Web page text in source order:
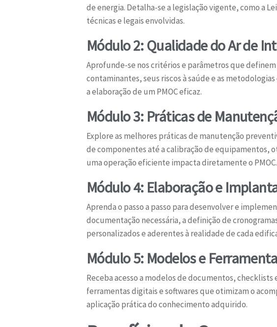
de energia. Detalha-se a legislação vigente, como a Lei
técnicas e legais envolvidas.
Módulo 2: Qualidade do Ar de
Aprofunde-se nos critérios e parâmetros que
contaminantes, seus riscos à saúde e as
a elaboração de um PMOC eficaz.
Módulo 3: Práticas de
Explore as melhores práticas de manutenção
de componentes até a calibração de equipamentos,
uma operação eficiente impacta diretamente o PMOC.
Módulo 4: Elaboração e
Aprenda o passo a passo para desenvolver e
documentação necessária, a definição de
personalizados e aderentes à realidade de cada
Módulo 5: Modelos e
Receba acesso a modelos de documentos, checklists
ferramentas digitais e softwares que otimizam o
aplicação prática do conhecimento adquirido.